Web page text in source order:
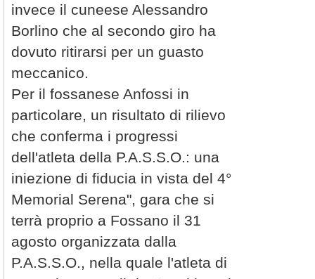
invece il cuneese Alessandro
Borlino che al secondo giro ha
dovuto ritirarsi per un guasto
meccanico.
Per il fossanese Anfossi in
particolare, un risultato di rilievo
che conferma i progressi
dell'atleta della P.A.S.S.O.: una
iniezione di fiducia in vista del 4°
Memorial Serena", gara che si
terrà proprio a Fossano il 31
agosto organizzata dalla
P.A.S.S.O., nella quale l'atleta di